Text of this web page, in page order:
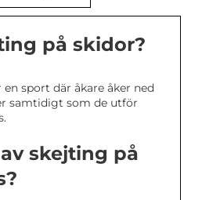
på skidor?
sport där åkare åker ned
samtidigt som de utför
skejting på